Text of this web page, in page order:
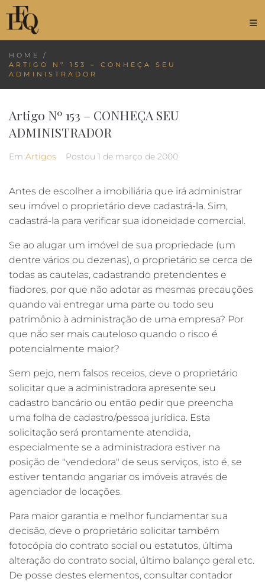
HOME
/
ARTIGO Nº 153 – CONHEÇA SEU
ADMINISTRADOR
Artigo Nº 153 – CONHEÇA SEU
ADMINISTRADOR
Em Artigos Postou 1 de março de 2000
Antes de escolher a imobiliária que irá administrar
seu imóvel o proprietário deve cadastrá-la. Sim,
cadastrá-la para verificar sua idoneidade comercial.
Se ao alugar um imóvel de sua propriedade (um
dentre vários ou dezenas), o proprietário se cerca de
todas as cautelas, cadastrando pretendentes e
fiadores, por que não adotar as mesmas precauções
quando vai entregar uma parte ou todo seu
patrimônio à administração de uma empresa? Por
que não ser mais cauteloso quando o risco é
potencialmente maior?
Sem pejo, nem falsos receios, deve o proprietário
solicitar que a administradora apresente seu
cadastro bancário ou então pedir que preencha
uma folha de cadastro/pessoa jurídica. Esta
solicitação será prontamente atendida,
especialmente se a administradora estiver na
posição de "vendedora" de seus serviços, isto é, se
estiver tentando angariar os imóveis através de
agenciador de locações.
Para maior garantia e melhor fundamentar sua
decisão, deve o proprietário solicitar também
fotocópia do contrato social ou estatutos, última
alteração do contrato social, último balanço geral etc.
De posse destes elementos, consultar contador